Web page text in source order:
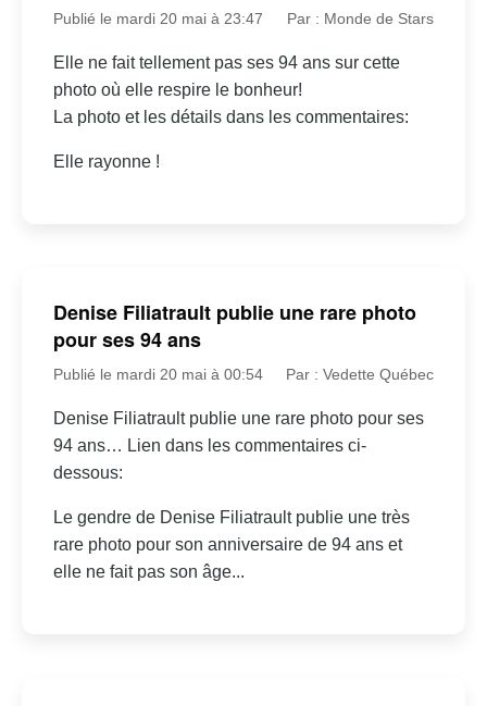
Publié le mardi 20 mai à 23:47 Par : Monde de Stars
Elle ne fait tellement pas ses 94 ans sur cette
photo où elle respire le bonheur!
La photo et les détails dans les commentaires:
Elle rayonne !
Denise Filiatrault publie une rare photo
pour ses 94 ans
Publié le mardi 20 mai à 00:54 Par : Vedette Québec
Denise Filiatrault publie une rare photo pour ses
94 ans… Lien dans les commentaires ci-
dessous:
Le gendre de Denise Filiatrault publie une très
rare photo pour son anniversaire de 94 ans et
elle ne fait pas son âge...